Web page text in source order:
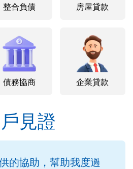
整合負債 房屋貸款
債務協商 企業貸款
見證
的協助，幫助我度過